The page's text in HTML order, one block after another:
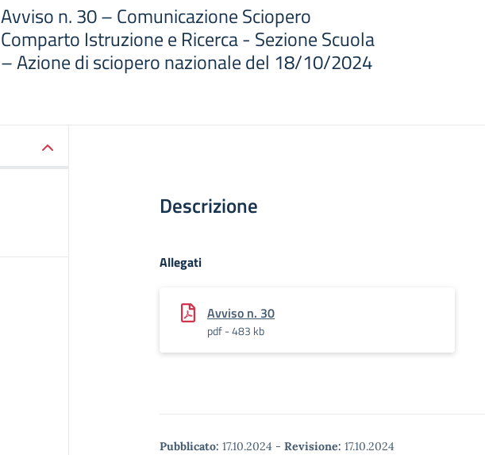
Avviso n. 30 – Comunicazione Sciopero
Comparto Istruzione e Ricerca - Sezione Scuola
– Azione di sciopero nazionale del 18/10/2024
Descrizione
Allegati
Avviso n. 30
pdf - 483 kb
Pubblicato: 17.10.2024 - Revisione: 17.10.2024